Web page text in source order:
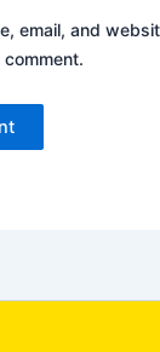
email, and